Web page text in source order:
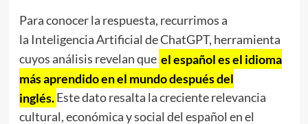
Para conocer la respuesta, recurrimos a
la Inteligencia Artificial de ChatGPT, herramienta
cuyos análisis revelan que el español es el idioma
más aprendido en el mundo después del
inglés. Este dato resalta la creciente relevancia
cultural, económica y social del español en el